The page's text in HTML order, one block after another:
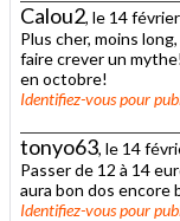
Calou2, le 14
Plus cher, moins
faire crever un
en octobre!
Identifiez-vouspour
tonyo63, le 14
Passer de 12 à 14
aura bon dos
Identifiez-vouspour